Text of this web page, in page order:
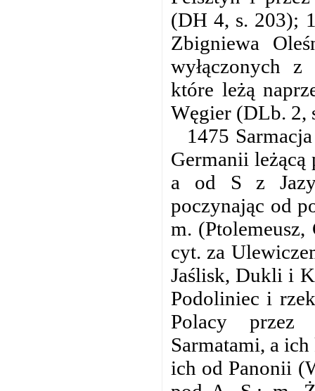
(DH 4, s. 203);
Zbigniewa
wyłączonych
które leżą
Węgier (DLb. 2,
1475
Germanii
a od S z
poczynając od
m. (Ptolemeusz,
cyt. za
Jaślisk, Dukli i
Podoliniec i
Polacy przez
Sarmatami, a
ich od Panonii